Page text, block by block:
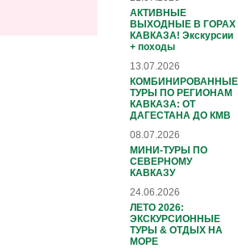
АКТИВНЫЕ
ВЫХОДНЫЕ В ГОРАХ
КАВКАЗА! Экскурсии
+ походы
13.07.2026
КОМБИНИРОВАННЫЕ
ТУРЫ ПО РЕГИОНАМ
КАВКАЗА: ОТ
ДАГЕСТАНА ДО КМВ
08.07.2026
МИНИ-ТУРЫ ПО
СЕВЕРНОМУ
КАВКАЗУ
24.06.2026
ЛЕТО 2026:
ЭКСКУРСИОННЫЕ
ТУРЫ & ОТДЫХ НА
МОРЕ